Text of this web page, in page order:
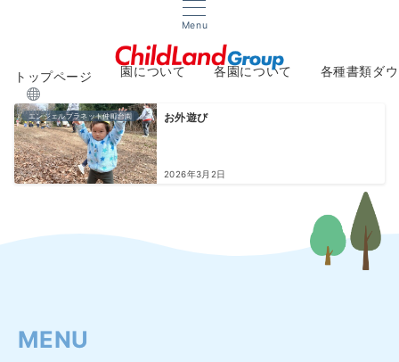
Menu
English
トップページ 園について 各園について 各種書類ダ
エンジェルプラネット仲町台園 お外遊び
2026年3月2日
MENU